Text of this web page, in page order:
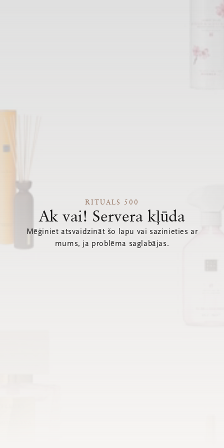
RITUALS 500
Ak vai! Servera kļūda
Mēģiniet atsvaidzināt šo lapu vai sazinieties ar
mums, ja problēma saglabājas.